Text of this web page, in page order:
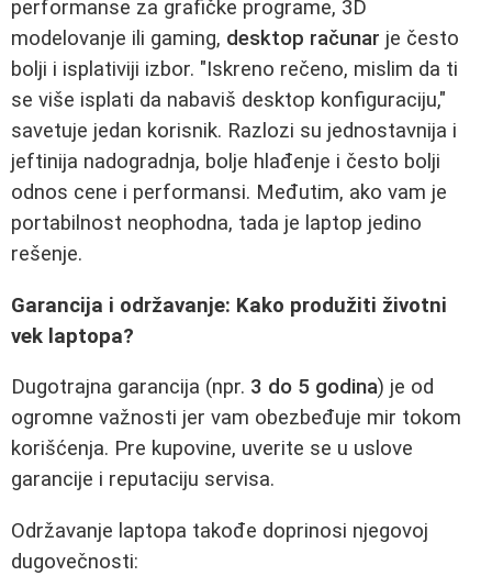
performanse za grafičke programe, 3D
modelovanje ili gaming, desktop računar je često
bolji i isplativiji izbor. "Iskreno rečeno, mislim da ti
se više isplati da nabaviš desktop konfiguraciju,"
savetuje jedan korisnik. Razlozi su jednostavnija i
jeftinija nadogradnja, bolje hlađenje i često bolji
odnos cene i performansi. Međutim, ako vam je
portabilnost neophodna, tada je laptop jedino
rešenje.
Garancija i održavanje: Kako produžiti životni
vek laptopa?
Dugotrajna garancija (npr. 3 do 5 godina) je od
ogromne važnosti jer vam obezbeđuje mir tokom
korišćenja. Pre kupovine, uverite se u uslove
garancije i reputaciju servisa.
Održavanje laptopa takođe doprinosi njegovoj
dugovečnosti: